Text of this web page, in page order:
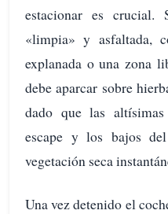
estacionar es crucial.
«limpia» y asfaltada,
explanada o una zona
debe aparcar sobre
dado que las
escape y los bajos
vegetación seca
Una vez detenido el